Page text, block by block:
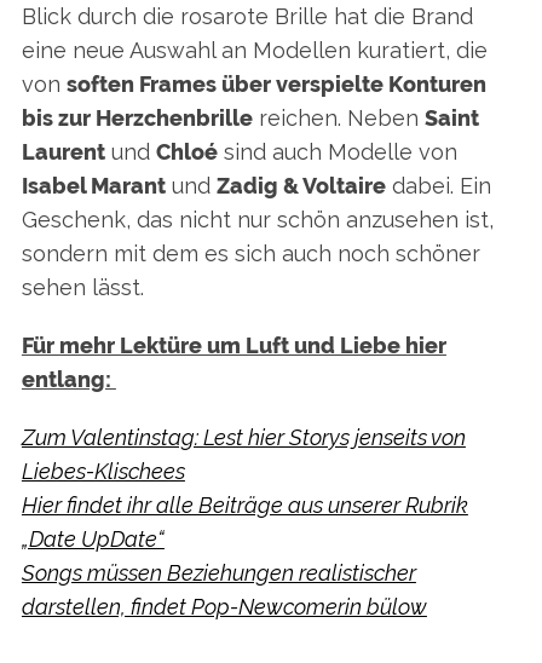
Blick durch die rosarote Brille hat die Brand
eine neue Auswahl an Modellen kuratiert, die
von soften Frames über verspielte Konturen
bis zur Herzchenbrillereichen. Neben Saint
Laurentund Chloésind auch Modelle von
Isabel Marantund Zadig & Voltairedabei. Ein
Geschenk, das nicht nur schön anzusehen ist,
sondern mit dem es sich auch noch schöner
sehen lässt.
Für mehr Lektüre um Luft und Liebe hier
entlang:
Zum Valentinstag: Lest hier Storys jenseits von
Liebes-Klischees
Hier findet ihr alle Beiträge aus unserer Rubrik
„Date UpDate“
Songs müssen Beziehungen realistischer
darstellen, findet Pop-Newcomerin bülow